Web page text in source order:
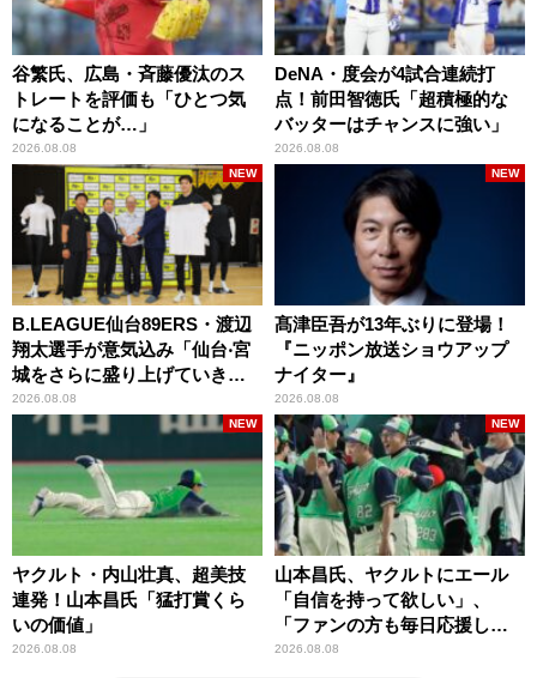
谷繁氏、広島・斉藤優汰のス
トレートを評価も「ひとつ気
になることが…」
2026.08.08
DeNA・度会が4試合連続打
点！前田智徳氏「超積極的な
バッターはチャンスに強い」
2026.08.08
B.LEAGUE仙台89ERS・渡辺
翔太選手が意気込み「仙台‧宮
城をさらに盛り上げていきた
いです」
2026.08.08
NEW
髙津臣吾が13年ぶりに登場！
『ニッポン放送ショウアップ
ナイター』
2026.08.08
NEW
ヤクルト・内山壮真、超美技
連発！山本昌氏「猛打賞くら
いの価値」
2026.08.08
NEW
山本昌氏、ヤクルトにエール
「自信を持って欲しい」、
「ファンの方も毎日応援して
くれています」
2026.08.08
NEW